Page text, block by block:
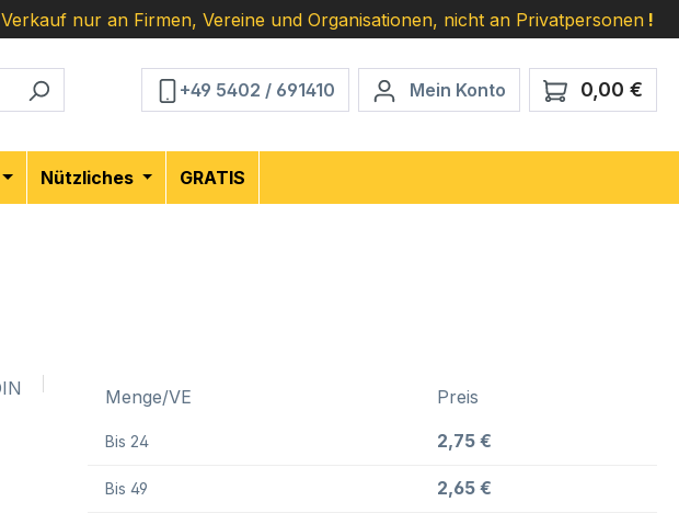
Verkauf nur an Firmen, Vereine und Organisationen, nicht an Privatpersonen !
+49 5402 / 691410 Mein Konto 0,00 €
Nützliches GRATIS
Menge/VE Preis
Bis 24 2,75 €
Bis 49 2,65 €